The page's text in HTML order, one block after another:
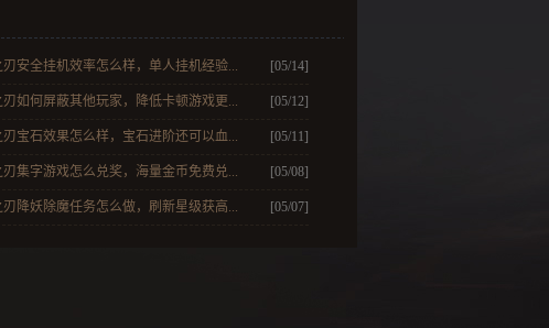
[05/14]
刃安全挂机效率怎么样，单人挂机经验...
[05/12]
刃如何屏蔽其他玩家，降低卡顿游戏更...
[05/11]
刃宝石效果怎么样，宝石进阶还可以血...
[05/08]
刃集字游戏怎么兑奖，海量金币免费兑...
[05/07]
刃降妖除魔任务怎么做，刷新星级获高...